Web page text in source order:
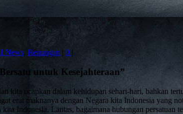
News, Renungan | 0 |
untuk Kesejahteraan”
kita ucapkan dalam kehidupan sehari-hari, bahkan
erat maknanya dengan Negara kita Indonesia yang
Indonesia. Lantas, bagaimana hubungan persatuan